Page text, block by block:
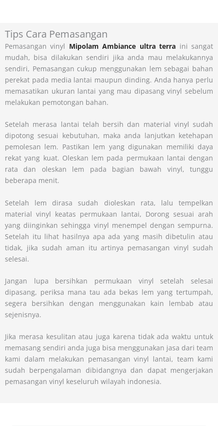
Tips Cara Pemasangan
Pemasangan vinyl Mipolam Ambiance ultra terra ini sangat
mudah, bisa dilakukan sendiri jika anda mau melakukannya
sendiri, Pemasangan cukup menggunakan lem sebagai bahan
perekat pada media lantai maupun dinding. Anda hanya perlu
memasatikan ukuran lantai yang mau dipasang vinyl sebelum
melakukan pemotongan bahan.
Setelah merasa lantai telah bersih dan material vinyl sudah
dipotong sesuai kebutuhan, maka anda lanjutkan ketehapan
pemolesan lem. Pastikan lem yang digunakan memiliki daya
rekat yang kuat. Oleskan lem pada permukaan lantai dengan
rata dan oleskan lem pada bagian bawah vinyl, tunggu
beberapa menit.
Setelah lem dirasa sudah dioleskan rata, lalu tempelkan
material vinyl keatas permukaan lantai, Dorong sesuai arah
yang diinginkan sehingga vinyl menempel dengan sempurna.
Setelah itu lihat hasilnya apa ada yang masih dibetulin atau
tidak, jika sudah aman itu artinya pemasangan vinyl sudah
selesai.
Jangan lupa bersihkan permukaan vinyl setelah selesai
dipasang, periksa mana tau ada bekas lem yang tertumpah,
segera bersihkan dengan menggunakan kain lembab atau
sejenisnya.
Jika merasa kesulitan atau juga karena tidak ada waktu untuk
memasang sendiri anda juga bisa menggunakan jasa dari team
kami dalam melakukan pemasangan vinyl lantai, team kami
sudah berpengalaman dibidangnya dan dapat mengerjakan
pemasangan vinyl keseluruh wilayah indonesia.